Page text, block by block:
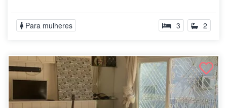
Para mulheres 3 2